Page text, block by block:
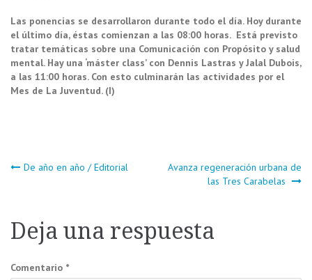
Las ponencias se desarrollaron durante todo el día. Hoy durante
el último día, éstas comienzan a las 08:00 horas. Está previsto
tratar temáticas sobre una Comunicación con Propósito y salud
mental. Hay una ‘máster class’ con Dennis Lastras y Jalal Dubois,
a las 11:00 horas. Con esto culminarán las actividades por el
Mes de La Juventud. (I)
Navegación
entradas
De año en año / Editorial
Avanza regeneración urbana de
las Tres Carabelas
Deja una respuesta
Comentario *